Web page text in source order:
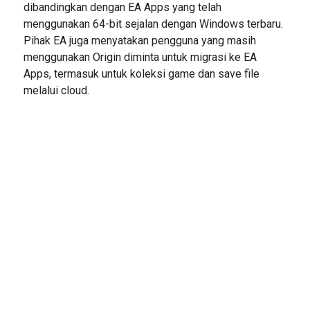
dibandingkan dengan EA Apps yang telah
menggunakan 64-bit sejalan dengan Windows terbaru.
Pihak EA juga menyatakan pengguna yang masih
menggunakan Origin diminta untuk migrasi ke EA
Apps, termasuk untuk koleksi game dan save file
melalui cloud.